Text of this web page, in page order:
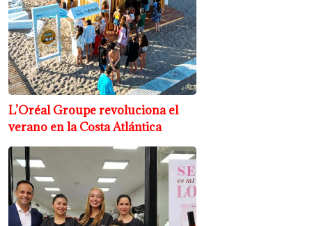
L’Oréal Groupe revoluciona el
verano en la Costa Atlántica